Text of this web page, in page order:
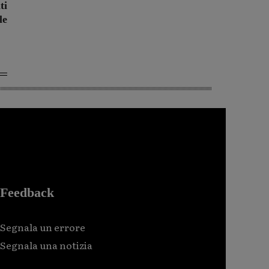
Feedback
Segnala un errore
Segnala una notizia